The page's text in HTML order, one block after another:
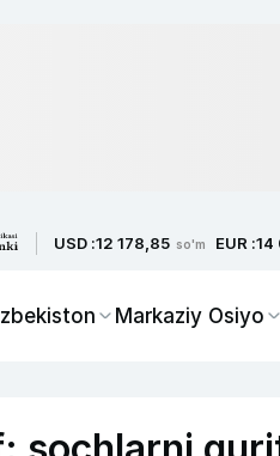
USD :12 178,85 so'm EUR :14
Markaziy Osiyo